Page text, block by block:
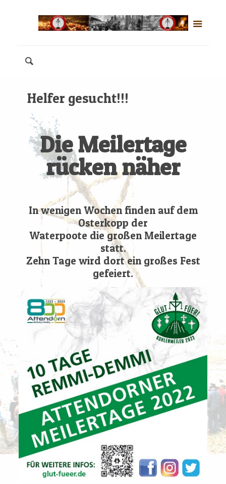
Helfer gesucht!!!
Die Meilertage
rücken näher
In wenigen Wochen finden auf dem
Osterkopp der
Waterpoote die großen Meilertage
statt.
Zehn Tage wird dort ein großes Fest
gefeiert.